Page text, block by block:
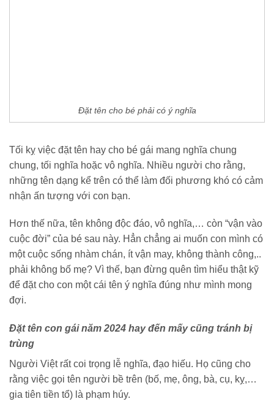
Đặt tên cho bé phải có ý nghĩa
Tối kỵ việc đặt tên hay cho bé gái mang nghĩa chung
chung, tối nghĩa hoặc vô nghĩa. Nhiều người cho rằng,
những tên dạng kể trên có thể làm đối phương khó có cảm
nhận ấn tượng với con bạn.
Hơn thế nữa, tên không độc đáo, vô nghĩa,… còn “vận vào
cuộc đời” của bé sau này. Hẳn chẳng ai muốn con mình có
một cuộc sống nhàm chán, ít vận may, không thành công,..
phải không bố mẹ? Vì thế, bạn đừng quên tìm hiểu thật kỹ
để đặt cho con một cái tên ý nghĩa đúng như mình mong
đợi.
Đặt tên con gái năm 2024 hay đến mấy cũng tránh bị
trùng
Người Việt rất coi trọng lễ nghĩa, đạo hiếu. Họ cũng cho
rằng việc gọi tên người bề trên (bố, mẹ, ông, bà, cụ, kỵ,…
gia tiên tiền tổ) là phạm húy.